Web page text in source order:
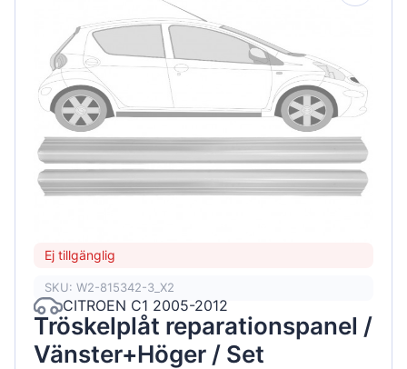
Ej tillgänglig
SKU: W2-815342-3_X2
CITROEN C1 2005-2012
Tröskelplåt reparationspanel /
Vänster+Höger / Set